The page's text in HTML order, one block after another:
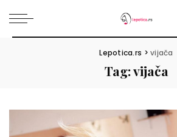
Lepotica.rs >vijača
Tag:vijača